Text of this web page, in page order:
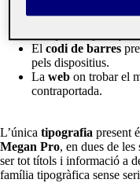
logotip al llom.
El codi de barres
pels dispositius.
La web on trobar el
contraportada.
L’única tipografia present
Megan Pro, en dues de les
ser tot títols i informació a
família tipogràfica sense